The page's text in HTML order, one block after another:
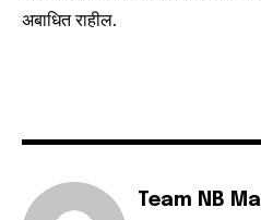
अबाधित राहील.
Team NB